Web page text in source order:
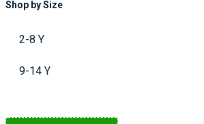
Shop by Size
2-8 Y
9-14 Y